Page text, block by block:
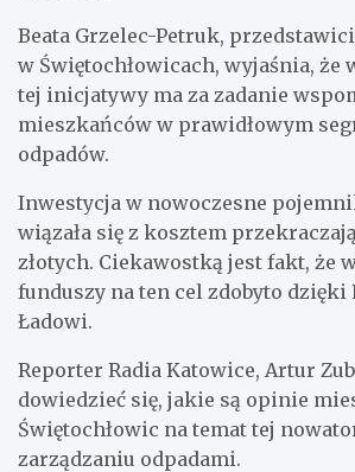
Beata Grzelec-Petruk,
w Świętochłowicach, wyjaśnia, że
tej inicjatywy ma za zadanie
mieszkańców w prawidłowym
odpadów.
Inwestycja w nowoczesne
wiązała się z kosztem
złotych. Ciekawostką jest fakt, że
funduszy na ten cel zdobyto dzięki
Ładowi.
Reporter Radia Katowice, Artur
dowiedzieć się, jakie są opinie
Świętochłowic na temat tej
zarządzaniu odpadami.